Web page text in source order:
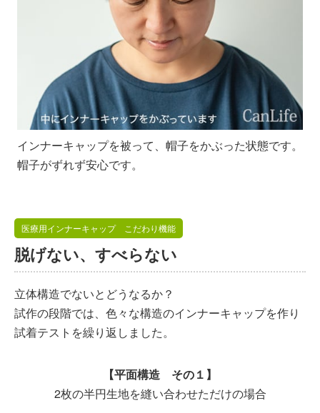
インナーキャップを被って、帽子をかぶった状態です。
帽子がずれず安心です。
医療用インナーキャップ こだわり機能
脱げない、すべらない
立体構造でないとどうなるか？
試作の段階では、色々な構造のインナーキャップを作り
試着テストを繰り返しました。
【平面構造 その１】
2枚の半円生地を縫い合わせただけの場合